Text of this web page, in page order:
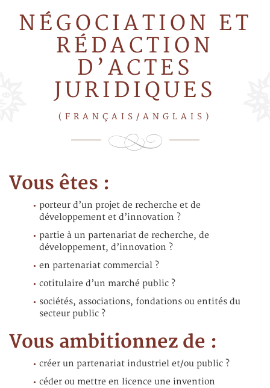
NÉGOCIATION ET
RÉDACTION
D’ACTES
JURIDIQUES
(FRANÇAIS/ANGLAIS)
Vous êtes :
porteur d’un projet de recherche et de
développement et d’innovation ?
partie à un partenariat de recherche, de
développement, d’innovation ?
en partenariat commercial ?
cotitulaire d’un marché public ?
sociétés, associations, fondations ou entités du
secteur public ?
Vous ambitionnez de :
créer un partenariat industriel et/ou public ?
céder ou mettre en licence une invention